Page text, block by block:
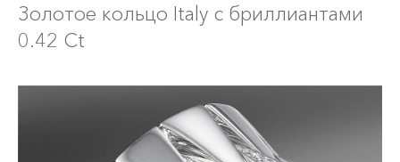
Золотое кольцо Italy с бриллиантами
0.42 Ct